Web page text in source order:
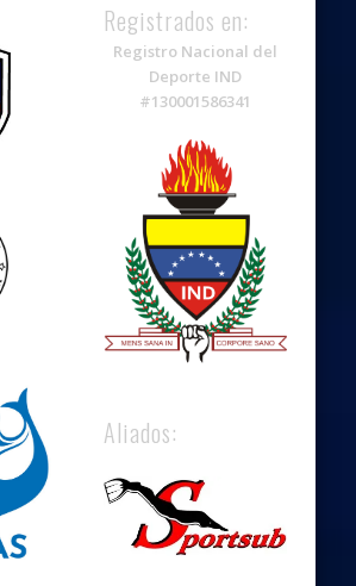
Registrados en:
Registro Nacional del
Deporte IND
#130001586341
Aliados: